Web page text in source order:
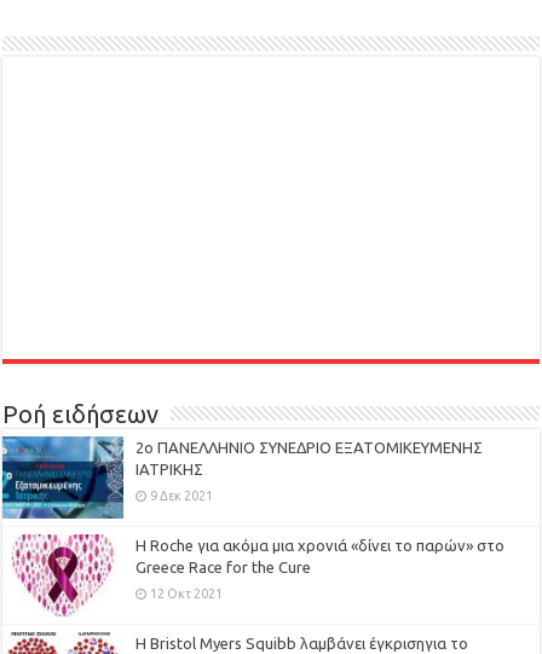
Ροή ειδήσεων
2ο ΠΑΝΕΛΛΗΝΙΟ ΣΥΝΕΔΡΙΟ ΕΞΑΤΟΜΙΚΕΥΜΕΝΗΣ
ΙΑΤΡΙΚΗΣ
9 Δεκ 2021
H Roche για ακόμα μια χρονιά «δίνει το παρών» στο
Greece Race for the Cure
12 Οκτ 2021
Η Bristol Myers Squibb λαμβάνει έγκρισηγια το